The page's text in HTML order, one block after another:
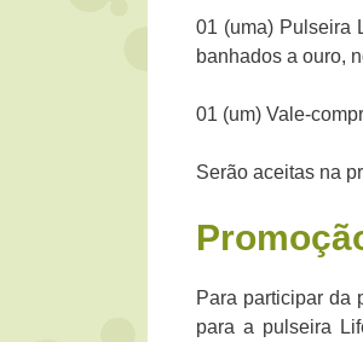
01 (uma) Pulseira
banhados a ouro,
01 (um) Vale-
Serão aceitas na
Para participar da
para a pulseira